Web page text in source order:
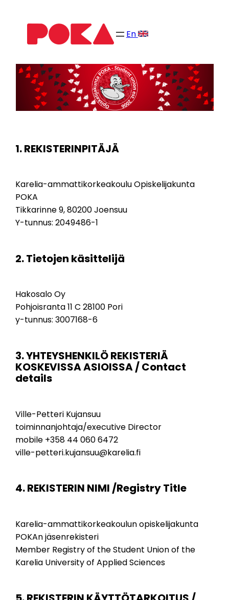
sisältöön
En
1. REKISTERINPITÄJÄ
Karelia-ammattikorkeakoulu Opiskelijakunta
POKA
Tikkarinne 9, 80200 Joensuu
Y-tunnus: 2049486-1
2. Tietojen käsittelijä
Hakosalo Oy
Pohjoisranta 11 C 28100 Pori
y-tunnus: 3007168-6
3. YHTEYSHENKILÖ REKISTERIÄ
KOSKEVISSA ASIOISSA / Contact
details
Ville-Petteri Kujansuu
toiminnanjohtaja/executive Director
mobile +358 44 060 6472
ville-petteri.kujansuu@karelia.fi
4. REKISTERIN NIMI /Registry Title
Karelia-ammattikorkeakoulun opiskelijakunta
POKAn jäsenrekisteri
Member Registry of the Student Union of the
Karelia University of Applied Sciences